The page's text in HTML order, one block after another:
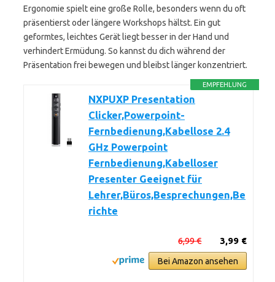
Ergonomie spielt eine große Rolle, besonders wenn du oft
präsentierst oder längere Workshops hältst. Ein gut
geformtes, leichtes Gerät liegt besser in der Hand und
verhindert Ermüdung. So kannst du dich während der
Präsentation frei bewegen und bleibst länger konzentriert.
EMPFEHLUNG
NXPUXP Presentation
Clicker,Powerpoint-
Fernbedienung,Kabellose 2.4
GHz Powerpoint
Fernbedienung,Kabelloser
Presenter Geeignet für
Lehrer,Büros,Besprechungen,Be
richte
3,99 €
6,99 €
Bei Amazon ansehen